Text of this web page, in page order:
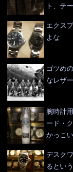
ト、テ
エクス
よな
ゴツめ
なレザ
腕時計
ード・
かっこ
デスク
るとい